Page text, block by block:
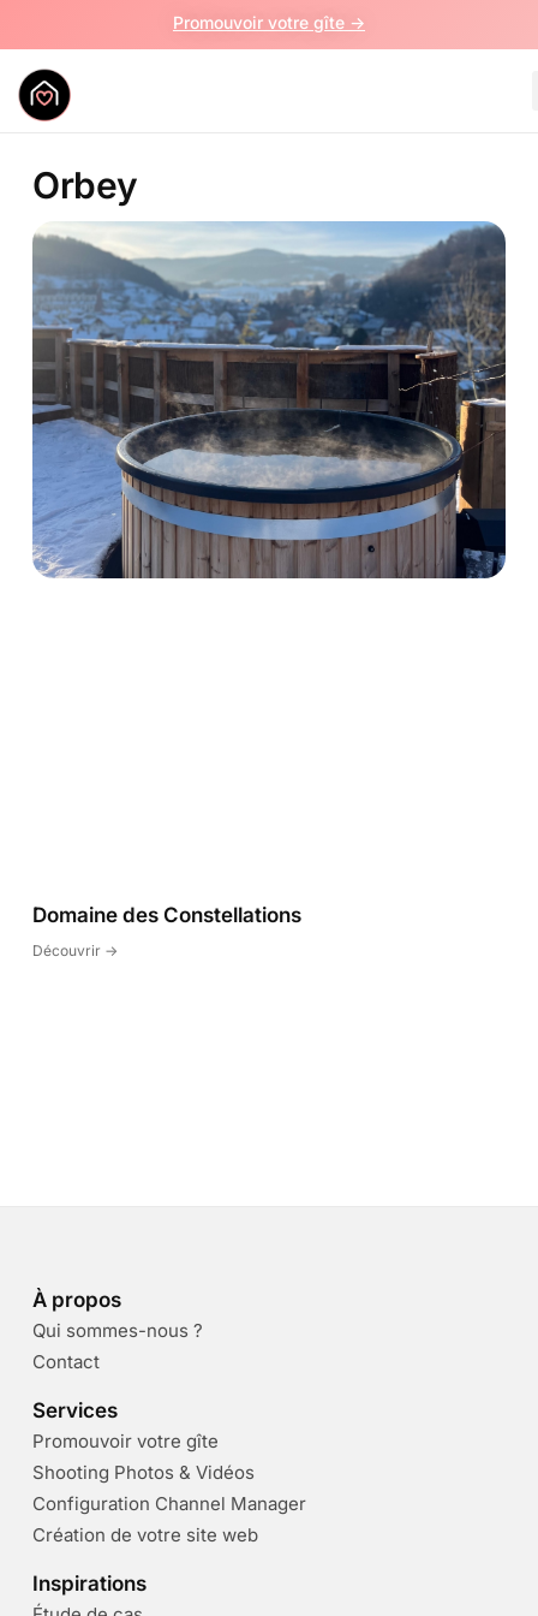
Promouvoir votre gîte ->
Orbey
Domaine des Constellations
Découvrir ->
À propos
Qui sommes-nous ?
Contact
Services
Promouvoir votre gîte
Shooting Photos & Vidéos
Configuration Channel Manager
Création de votre site web
Inspirations